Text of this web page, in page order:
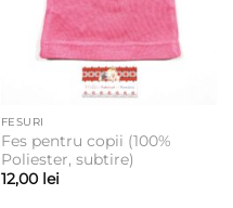
FESURI
Fes pentru copii (100%
Poliester, subtire)
12,00 lei